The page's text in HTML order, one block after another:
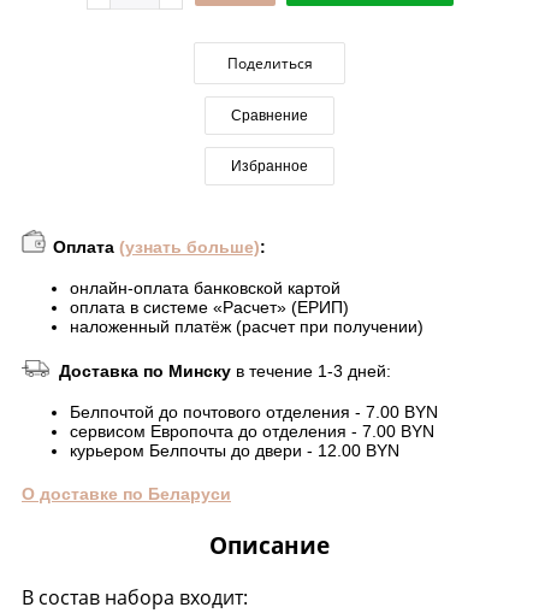
Поделиться
Сравнение
Избранное
Оплата (узнать больше):
онлайн-оплата банковской картой
оплата в системе «Расчет» (ЕРИП)
наложенный платёж (расчет при получении)
Доставка по Минску в течение 1-3 дней:
Белпочтой до почтового отделения - 7.00 BYN
сервисом Европочта до отделения - 7.00 BYN
курьером Белпочты до двери - 12.00 BYN
О доставке по Беларуси
Описание
В состав набора входит: